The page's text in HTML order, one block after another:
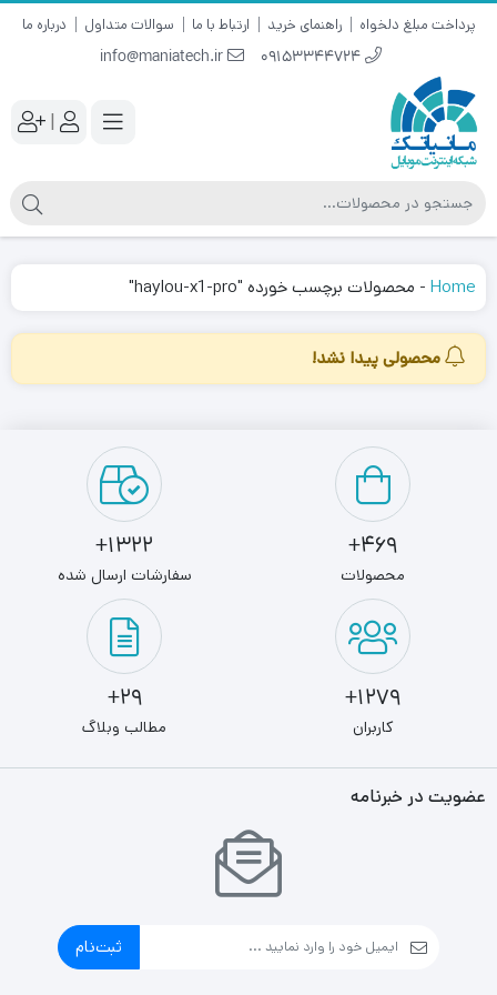
پرداخت مبلغ دلخواه راهنمای خرید ارتباط با ما سوالات متداول درباره ما
09153344724
info@maniatech.ir
|
Home
- محصولات برچسب خورده "haylou-x1-pro"
محصولی پیدا نشد!
469+
محصولات
1322+
سفارشات ارسال شده
1279+
کاربران
29+
مطالب وبلاگ
عضویت در خبرنامه
ثبت‌نام